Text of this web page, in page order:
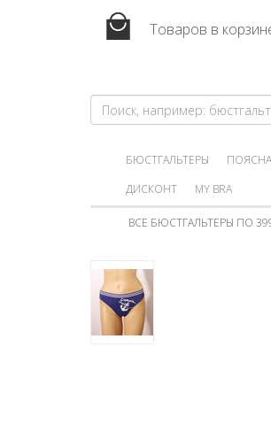
Товаров в
БЮСТГАЛЬТЕРЫ
ДИСКОНТ
MY BRA
ВСЕ БЮСТГАЛЬТЕРЫ ПО